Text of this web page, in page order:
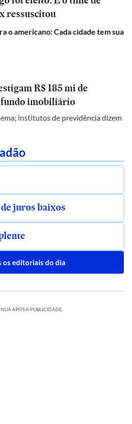
ressuscitou
o americano: Cada cidade tem sua
R$ 185 mi de
imobiliário
institutos de previdência dizem
juros baixos
os editoriais do dia
APÓS A PUBLICIDADE